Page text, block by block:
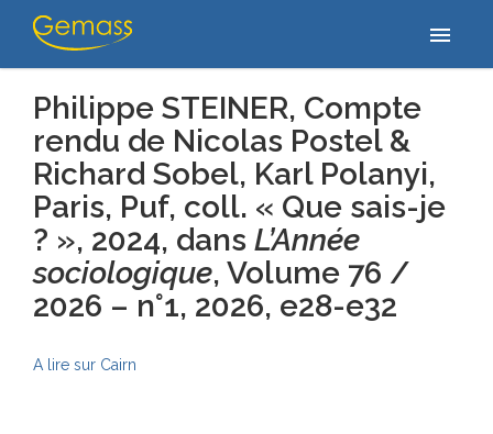
menu
Accueil/Publications
Postel & Richard Sobel, Karl Polanyi, Paris, Puf, coll.…
Philippe STEINER, Compte
rendu de Nicolas Postel &
Richard Sobel, Karl Polanyi,
Paris, Puf, coll. « Que sais-je
? », 2024, dans L’Année
sociologique, Volume 76 /
2026 – n°1, 2026, e28-e32
A lire sur Cairn